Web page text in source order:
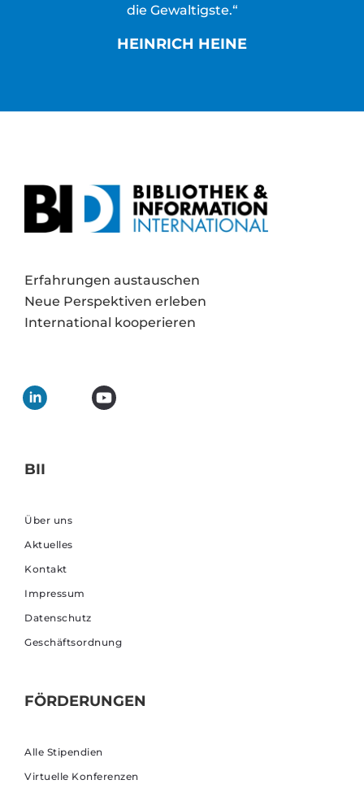
die Gewaltigste.“
HEINRICH HEINE
Erfahrungen austauschen
Neue Perspektiven erleben
International kooperieren
BII
Über uns
Aktuelles
Kontakt
Impressum
Datenschutz
Geschäftsordnung
FÖRDERUNGEN
Alle Stipendien
Virtuelle Konferenzen